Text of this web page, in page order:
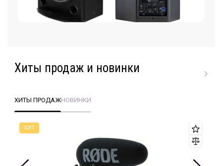
Хиты продаж и новинки
ХИТЫ ПРОДАЖНОВИНКИ